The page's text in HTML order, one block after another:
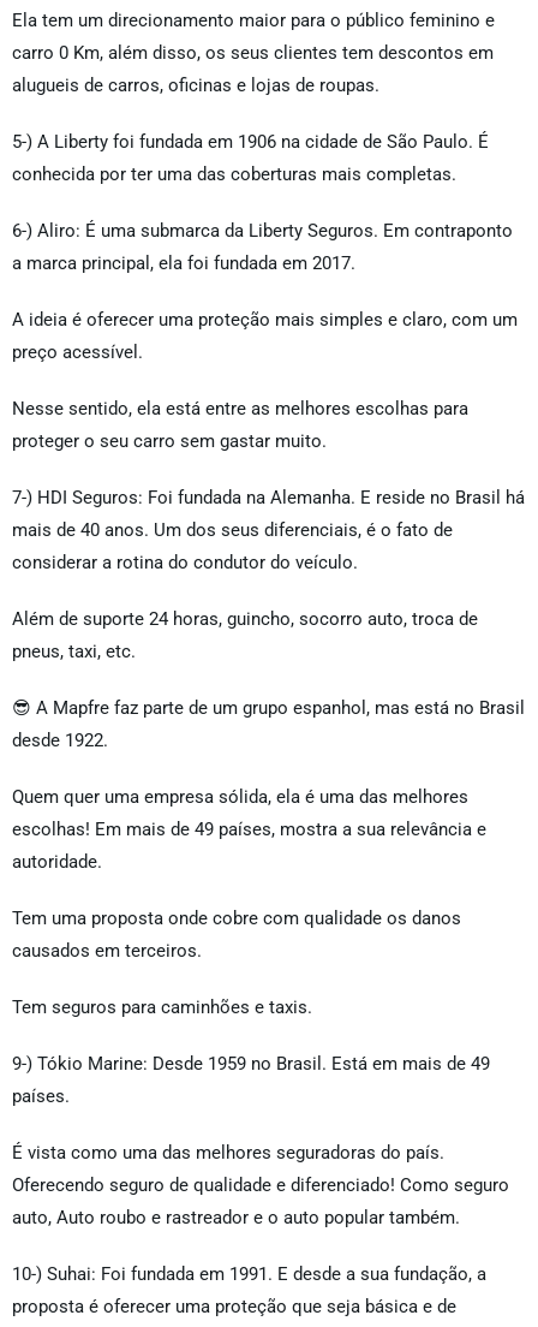
Ela tem um direcionamento maior para o público feminino e
carro 0 Km, além disso, os seus clientes tem descontos em
alugueis de carros, oficinas e lojas de roupas.
5-) A Liberty foi fundada em 1906 na cidade de São Paulo. É
conhecida por ter uma das coberturas mais completas.
6-) Aliro: É uma submarca da Liberty Seguros. Em contraponto
a marca principal, ela foi fundada em 2017.
A ideia é oferecer uma proteção mais simples e claro, com um
preço acessível.
Nesse sentido, ela está entre as melhores escolhas para
proteger o seu carro sem gastar muito.
7-) HDI Seguros: Foi fundada na Alemanha. E reside no Brasil há
mais de 40 anos. Um dos seus diferenciais, é o fato de
considerar a rotina do condutor do veículo.
Além de suporte 24 horas, guincho, socorro auto, troca de
pneus, taxi, etc.
😎 A Mapfre faz parte de um grupo espanhol, mas está no Brasil
desde 1922.
Quem quer uma empresa sólida, ela é uma das melhores
escolhas! Em mais de 49 países, mostra a sua relevância e
autoridade.
Tem uma proposta onde cobre com qualidade os danos
causados em terceiros.
Tem seguros para caminhões e taxis.
9-) Tókio Marine: Desde 1959 no Brasil. Está em mais de 49
países.
É vista como uma das melhores seguradoras do país.
Oferecendo seguro de qualidade e diferenciado! Como seguro
auto, Auto roubo e rastreador e o auto popular também.
10-) Suhai: Foi fundada em 1991. E desde a sua fundação, a
proposta é oferecer uma proteção que seja básica e de